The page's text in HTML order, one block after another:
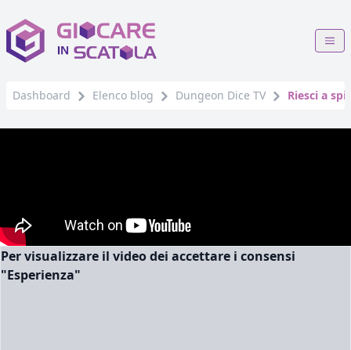
Dashboard Elenco blog Dungeon Dice TV Riesci a
Per visualizzare il video dei accettare i consensi
"Esperienza"